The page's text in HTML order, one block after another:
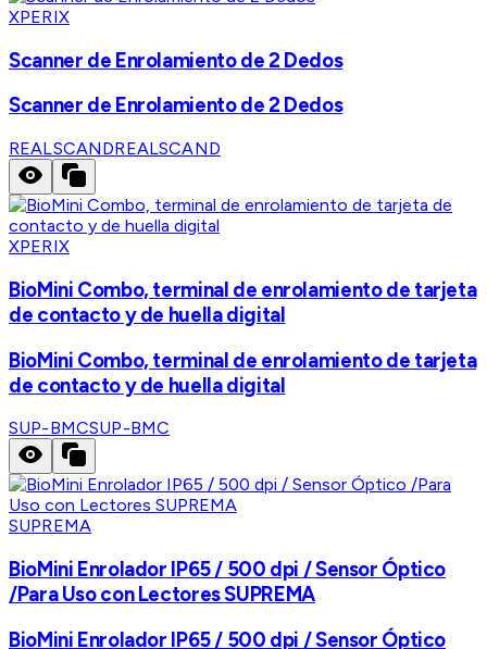
XPERIX
Scanner de Enrolamiento de 2 Dedos
Scanner de Enrolamiento de 2 Dedos
REALSCANDREALSCAND
XPERIX
BioMini Combo, terminal de enrolamiento de tarjeta
de contacto y de huella digital
BioMini Combo, terminal de enrolamiento de tarjeta
de contacto y de huella digital
SUP-BMCSUP-BMC
SUPREMA
BioMini Enrolador IP65 / 500 dpi / Sensor Óptico
/Para Uso con Lectores SUPREMA
BioMini Enrolador IP65 / 500 dpi / Sensor Óptico